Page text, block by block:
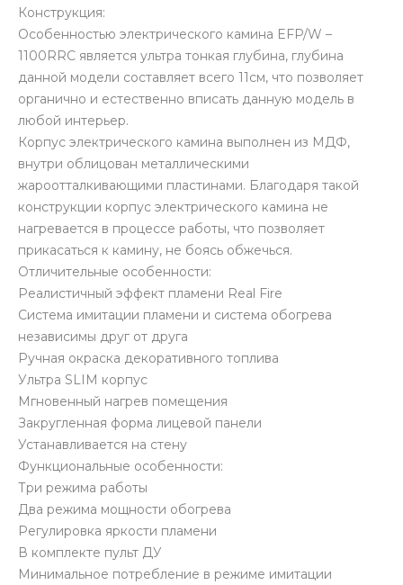
Конструкция:
Особенностью электрического камина EFP/W –
1100RRC является ультра тонкая глубина, глубина
данной модели составляет всего 11см, что позволяет
органично и естественно вписать данную модель в
любой интерьер.
Корпус электрического камина выполнен из МДФ,
внутри облицован металлическими
жароотталкивающими пластинами. Благодаря такой
конструкции корпус электрического камина не
нагревается в процессе работы, что позволяет
прикасаться к камину, не боясь обжечься.
Отличительные особенности:
Реалистичный эффект пламени Real Fire
Система имитации пламени и система обогрева
независимы друг от друга
Ручная окраска декоративного топлива
Ультра SLIM корпус
Мгновенный нагрев помещения
Закругленная форма лицевой панели
Устанавливается на стену
Функциональные особенности:
Три режима работы
Два режима мощности обогрева
Регулировка яркости пламени
В комплекте пульт ДУ
Минимальное потребление в режиме имитации